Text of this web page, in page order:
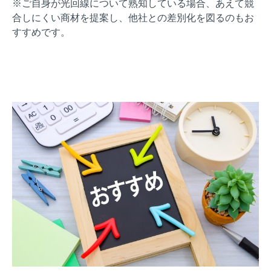
※ご自身が光回線について熟知している場合、あえて競
合しにくい商材を提案し、他社との差別化を図るのもお
すすめです。